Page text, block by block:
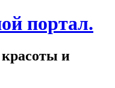
портал.
и